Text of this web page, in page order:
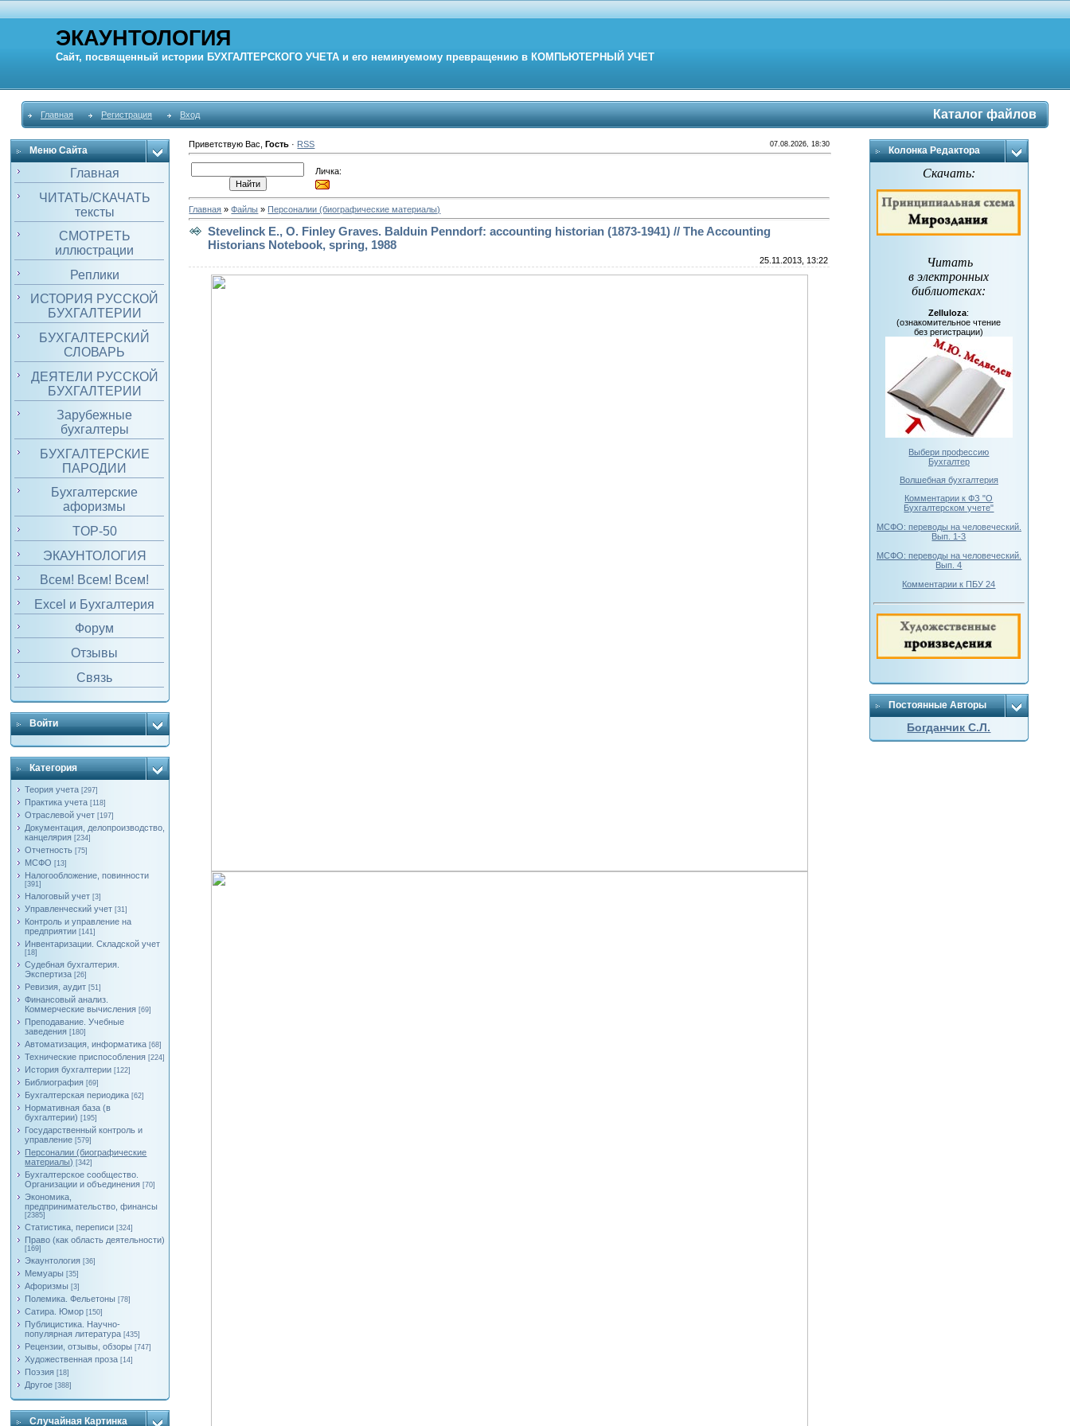
ЭКАУНТОЛОГИЯ
Сайт, посвященный истории БУХГАЛТЕРСКОГО УЧЕТА и его неминуемому превращению в КОМПЬЮТЕРНЫЙ УЧЕТ
Главная Регистрация Вход Каталог файлов
Меню Сайта
Главная
ЧИТАТЬ/СКАЧАТЬ
тексты
СМОТРЕТЬ
иллюстрации
Реплики
ИСТОРИЯ РУССКОЙ
БУХГАЛТЕРИИ
БУХГАЛТЕРСКИЙ
СЛОВАРЬ
ДЕЯТЕЛИ РУССКОЙ
БУХГАЛТЕРИИ
Зарубежные
бухгалтеры
БУХГАЛТЕРСКИЕ
ПАРОДИИ
Бухгалтерские
афоризмы
TOP-50
ЭКАУНТОЛОГИЯ
Всем! Всем! Всем!
Excel и Бухгалтерия
Форум
Отзывы
Связь
Войти
Категория
Теория учета [297]
Практика учета [118]
Отраслевой учет [197]
Документация, делопроизводство,
канцелярия [234]
Отчетность [75]
МСФО [13]
Налогообложение, повинности
[391]
Налоговый учет [3]
Управленческий учет [31]
Контроль и управление на
предприятии [141]
Инвентаризации. Складской учет
[18]
Судебная бухгалтерия.
Экспертиза [26]
Ревизия, аудит [51]
Финансовый анализ.
Коммерческие вычисления [69]
Преподавание. Учебные
заведения [180]
Автоматизация, информатика [68]
Технические приспособления [224]
История бухгалтерии [122]
Библиография [69]
Бухгалтерская периодика [62]
Нормативная база (в
бухгалтерии) [195]
Государственный контроль и
управление [579]
Персоналии (биографические
материалы) [342]
Бухгалтерское сообщество.
Организации и объединения [70]
Экономика,
предпринимательство, финансы
[2385]
Статистика, переписи [324]
Право (как область деятельности)
[169]
Экаунтология [36]
Мемуары [35]
Афоризмы [3]
Полемика. Фельетоны [78]
Сатира. Юмор [150]
Публицистика. Научно-
популярная литература [435]
Рецензии, отзывы, обзоры [747]
Художественная проза [14]
Поэзия [18]
Другое [388]
Случайная Картинка
Приветствую Вас ,Гость · RSS 07.08.2026, 18:30
Личка:
Главная »Файлы » Персоналии (биографические материалы)
Stevelinck E., O. Finley Graves. Balduin Penndorf: accounting historian (1873-1941) // The Accounting
Historians Notebook, spring, 1988
25.11.2013, 13:22
Колонка Редактора
Скачать:
Читать
в электронных
библиотеках:
Zelluloza:
(ознакомительное чтение
без регистрации)
Выбери профессию
Бухгалтер
Волшебная бухгалтерия
Комментарии к ФЗ "О
Бухгалтерском учете"
МСФО: переводы на человеческий.
Вып. 1-3
МСФО: переводы на человеческий.
Вып. 4
Комментарии к ПБУ 24
Постоянные Авторы
Богданчик С.Л.